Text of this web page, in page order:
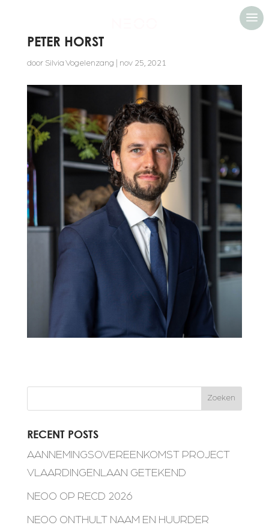
a
PETER HORST
door Silvia Vogelenzang nov 25, 2021
Zoeken
RECENT POSTS
AANNEMINGSOVEREENKOMST PROJECT
VLAARDINGENLAAN GETEKEND
NEOO OP RECD 2026
NEOO ONTHULT NAAM EN HUURDER